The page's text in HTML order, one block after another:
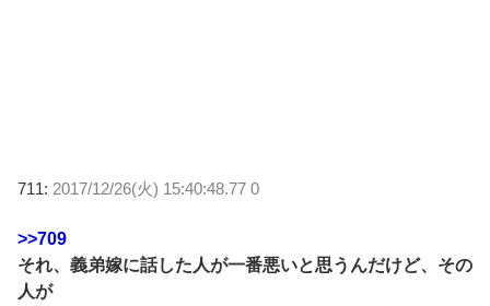
711: 2017/12/26(火) 15:40:48.77 0
>>709
それ、義弟嫁に話した人が一番悪いと思うんだけど、その
人が